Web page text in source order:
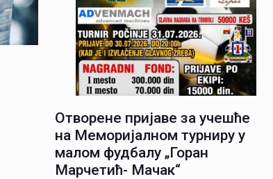
Отворене пријаве за учешће
на Меморијалном турниру у
малом фудбалу „Горан
Марчетић- Мачак“